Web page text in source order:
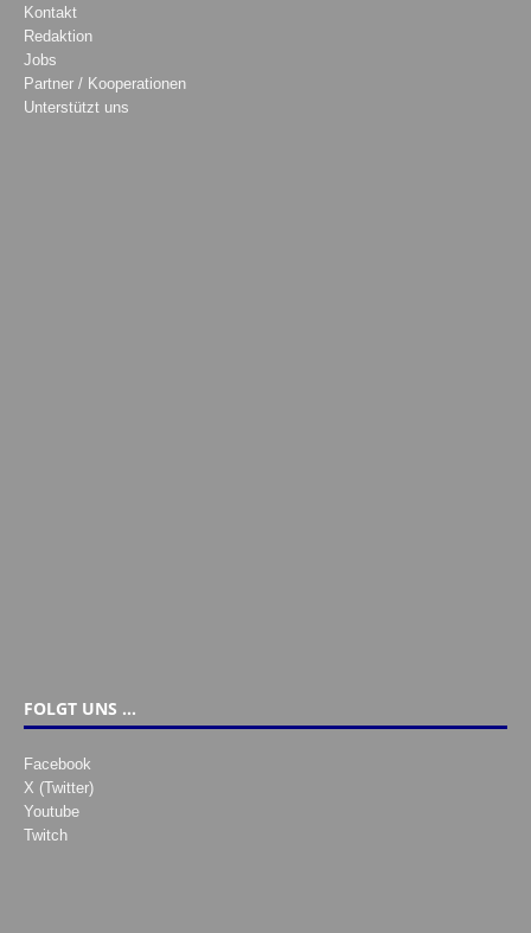
Kontakt
Redaktion
Jobs
Partner / Kooperationen
Unterstützt uns
FOLGT UNS …
Facebook
X (Twitter)
Youtube
Twitch